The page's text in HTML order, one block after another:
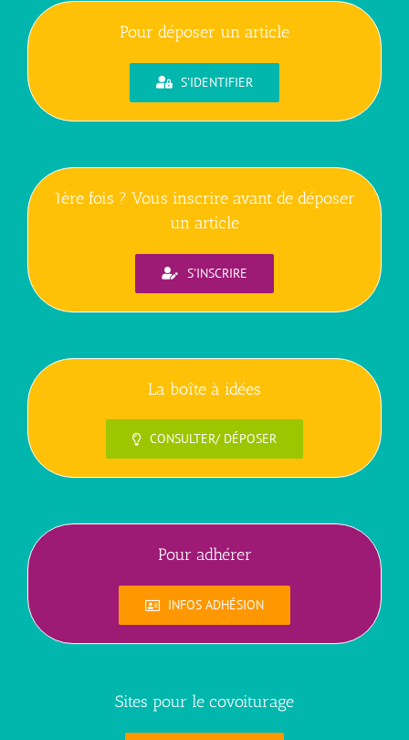
Pour déposer un article
S'IDENTIFIER
1ère fois ? Vous inscrire avant de déposer
un article
S'INSCRIRE
La boîte à idées
CONSULTER/ DÉPOSER
Pour adhérer
INFOS ADHÉSION
Sites pour le covoiturage